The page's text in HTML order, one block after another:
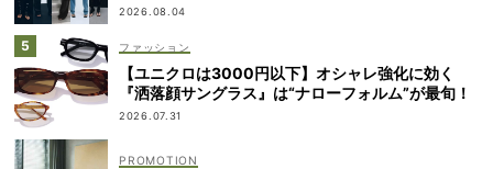
2026.08.04
ファッション
【ユニクロは3000円以下】オシャレ強化に効く
『洒落顔サングラス』は“ナローフォルム”が最旬！
2026.07.31